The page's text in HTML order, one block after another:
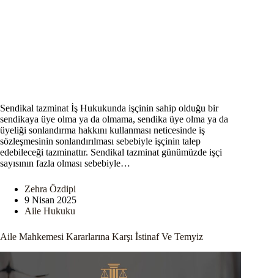
Sendikal tazminat İş Hukukunda işçinin sahip olduğu bir
sendikaya üye olma ya da olmama, sendika üye olma ya da
üyeliği sonlandırma hakkını kullanması neticesinde iş
sözleşmesinin sonlandırılması sebebiyle işçinin talep
edebileceği tazminattır. Sendikal tazminat günümüzde işçi
sayısının fazla olması sebebiyle…
Zehra Özdipi
9 Nisan 2025
Aile Hukuku
Aile Mahkemesi Kararlarına Karşı İstinaf Ve Temyiz